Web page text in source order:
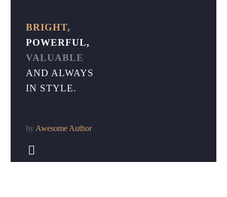
BRIGHT,
POWERFUL,
VALUABLE
AND ALWAYS
IN STYLE.
by Awesome Author

